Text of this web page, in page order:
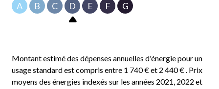
A B C D E F G
Montant estimé des dépenses annuelles d'énergie pour un
usage standard est compris entre 1 740 € et 2 440 € . Prix
moyens des énergies indexés sur les années 2021, 2022 et